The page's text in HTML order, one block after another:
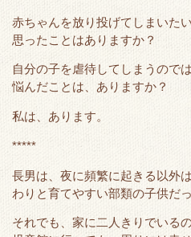
t
t
e
r
e
b
o
o
k
k
e
e
n
a
赤ちゃんを放り投げてしまいたい
思ったことはありますか？
自分の子を虐待してしまうので
悩んだことは、ありますか？
私は、あります。
*****
長男は、夜に頻繁に起きる以外は
わりと育てやすい部類の子供だ
それでも、家に二人きりでいる